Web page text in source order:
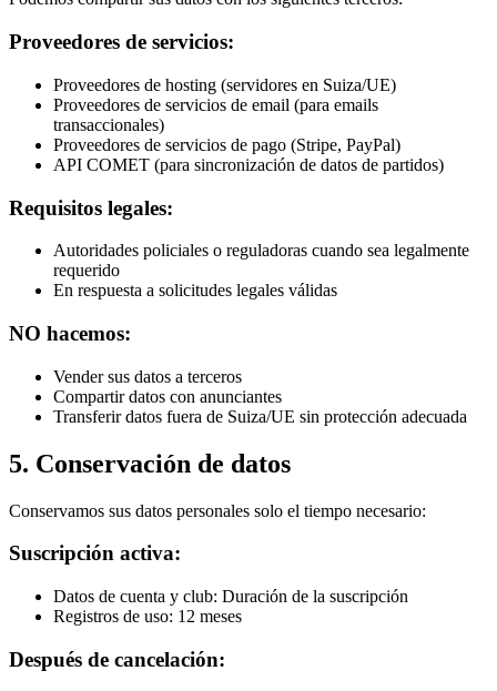
Proveedores de servicios:
Proveedores de hosting (servidores en Suiza/UE)
Proveedores de servicios de email (para emails
transaccionales)
Proveedores de servicios de pago (Stripe, PayPal)
API COMET (para sincronización de datos de partidos)
Requisitos legales:
Autoridades policiales o reguladoras cuando sea legalmente
requerido
En respuesta a solicitudes legales válidas
NO hacemos:
Vender sus datos a terceros
Compartir datos con anunciantes
Transferir datos fuera de Suiza/UE sin protección adecuada
5. Conservación de datos
Conservamos sus datos personales solo el tiempo necesario:
Suscripción activa:
Datos de cuenta y club: Duración de la suscripción
Registros de uso: 12 meses
Después de cancelación: